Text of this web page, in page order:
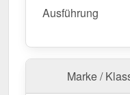
Ausführung
Marke /